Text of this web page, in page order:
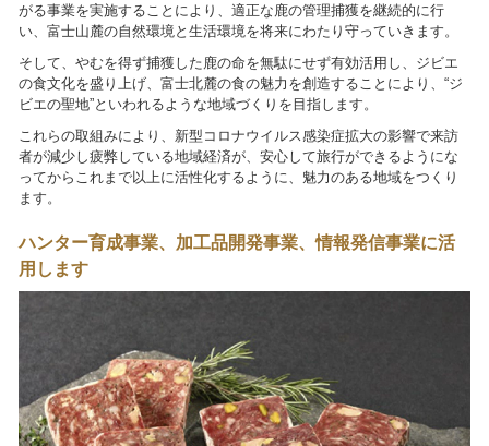
がる事業を実施することにより、適正な鹿の管理捕獲を継続的に行
い、富士山麓の自然環境と生活環境を将来にわたり守っていきます。
そして、やむを得ず捕獲した鹿の命を無駄にせず有効活用し、ジビエ
の食文化を盛り上げ、富士北麓の食の魅力を創造することにより、“ジ
ビエの聖地”といわれるような地域づくりを目指します。
これらの取組みにより、新型コロナウイルス感染症拡大の影響で来訪
者が減少し疲弊している地域経済が、安心して旅行ができるようにな
ってからこれまで以上に活性化するように、魅力のある地域をつくり
ます。
ハンター育成事業、加工品開発事業、情報発信事業に活
用します